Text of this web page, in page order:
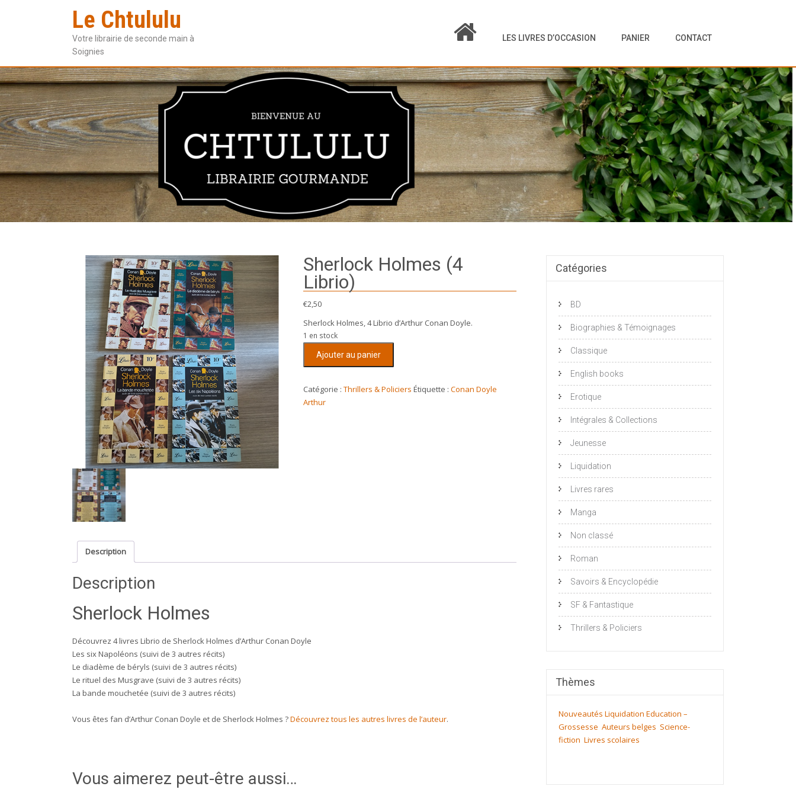
Le Chtululu
Votre librairie de seconde main à
Soignies
LES LIVRES D’OCCASION PANIER CONTACT
Sherlock Holmes (4
Librio)
€2,50
Sherlock Holmes, 4 Librio d’Arthur Conan Doyle.
1 en stock
Holmes
(4
Ajouter au panier
Catégorie : Thrillers & Policiers Étiquette : Conan Doyle
Arthur
Description
Description
Sherlock Holmes
Découvrez 4 livres Librio de Sherlock Holmes d’Arthur Conan Doyle
Les six Napoléons (suivi de 3 autres récits)
Le diadème de béryls (suivi de 3 autres récits)
Le rituel des Musgrave (suivi de 3 autres récits)
La bande mouchetée (suivi de 3 autres récits)
Vous êtes fan d’Arthur Conan Doyle et de Sherlock Holmes ?Découvrez tous les autres livres de l’auteur.
Vous aimerez peut-être aussi…
Catégories
BD
Biographies & Témoignages
Classique
English books
Erotique
Intégrales & Collections
Jeunesse
Liquidation
Livres rares
Manga
Non classé
Roman
Savoirs & Encyclopédie
SF & Fantastique
Thrillers & Policiers
Thèmes
Nouveautés Liquidation Education –
Grossesse Auteurs belges Science-
fiction Livres scolaires